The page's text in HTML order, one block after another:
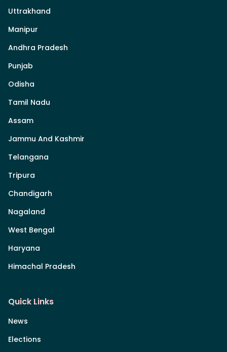
Uttrakhand
Manipur
Andhra Pradesh
Punjab
Odisha
Tamil Nadu
Assam
Jammu And Kashmir
Telangana
Tripura
Chandigarh
Nagaland
West Bengal
Haryana
Himachal Pradesh
Quick Links
News
Elections